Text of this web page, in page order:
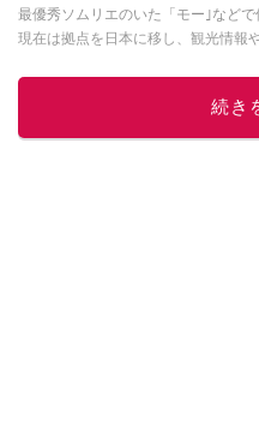
最優秀ソムリエのいた「モー｣など
現在は拠点を日本に移し、観光情報
ーツ販売チェーンのおすすめ商品情
17州おいしい旅』（‎産業編集センタ
ガイドや、飲食関連の方の視察旅行
続き